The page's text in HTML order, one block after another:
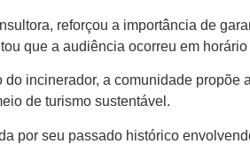
reforçou a importância de
que a audiência ocorreu em
incinerador, a comunidade
de turismo sustentável.
por seu passado histórico